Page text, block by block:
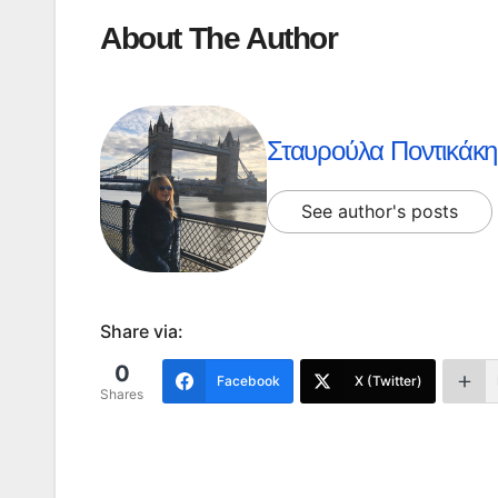
About The Author
Σταυρούλα Ποντικάκη
See author's posts
Share via:
0
Shares
Facebook X (Twitter)